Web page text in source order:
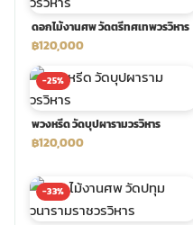
จัดดอกไม้งานศพ ราคา
ดอกไม้งานศพ ส่งฟรี
ดอกไม้งานศพ ออนไลน์
พวงดอกไม้งานศพ
พวงหรีด ปากคลองตลาด ราคา
พวงหรีด ส่งด่วน วันนี้
ดอกไม้งานศพ วัดตรีทศเทพวรวิหาร
฿120,000
-25%
พวงหรีด วัดบุปผารามวรวิหาร
฿120,000
-33%